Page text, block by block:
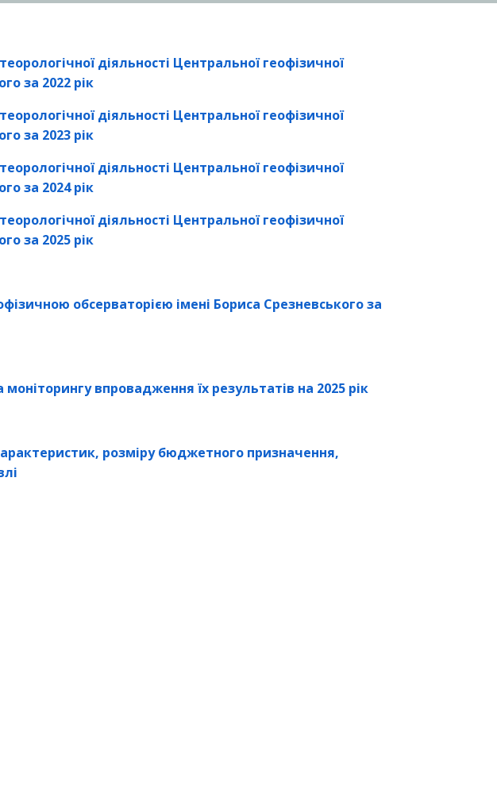
діяльності Центральної геофізичної
за 2022 рік
діяльності Центральної геофізичної
за 2023 рік
діяльності Центральної геофізичної
за 2024 рік
діяльності Центральної геофізичної
за 2025 рік
обсерваторією імені Бориса Срезневського за
впровадження їх результатів на 2025 рік
розміру бюджетного призначення,